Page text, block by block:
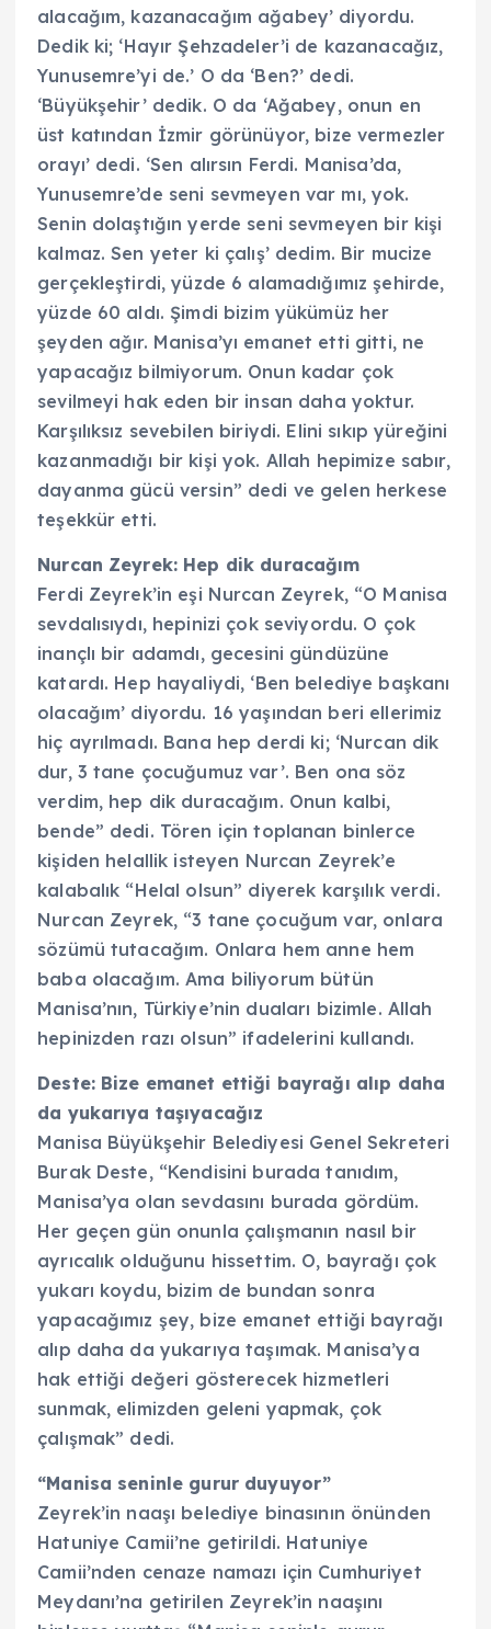
alacağım, kazanacağım ağabey’ diyordu.
Dedik ki; ‘Hayır Şehzadeler’i de kazanacağız,
Yunusemre’yi de.’ O da ‘Ben?’ dedi.
‘Büyükşehir’ dedik. O da ‘Ağabey, onun en
üst katından İzmir görünüyor, bize vermezler
orayı’ dedi. ‘Sen alırsın Ferdi. Manisa’da,
Yunusemre’de seni sevmeyen var mı, yok.
Senin dolaştığın yerde seni sevmeyen bir kişi
kalmaz. Sen yeter ki çalış’ dedim. Bir mucize
gerçekleştirdi, yüzde 6 alamadığımız şehirde,
yüzde 60 aldı. Şimdi bizim yükümüz her
şeyden ağır. Manisa’yı emanet etti gitti, ne
yapacağız bilmiyorum. Onun kadar çok
sevilmeyi hak eden bir insan daha yoktur.
Karşılıksız sevebilen biriydi. Elini sıkıp yüreğini
kazanmadığı bir kişi yok. Allah hepimize sabır,
dayanma gücü versin” dedi ve gelen herkese
teşekkür etti.
Nurcan Zeyrek: Hep dik duracağım
Ferdi Zeyrek’in eşi Nurcan Zeyrek, “O Manisa
sevdalısıydı, hepinizi çok seviyordu. O çok
inançlı bir adamdı, gecesini gündüzüne
katardı. Hep hayaliydi, ‘Ben belediye başkanı
olacağım’ diyordu. 16 yaşından beri ellerimiz
hiç ayrılmadı. Bana hep derdi ki; ‘Nurcan dik
dur, 3 tane çocuğumuz var’. Ben ona söz
verdim, hep dik duracağım. Onun kalbi,
bende” dedi. Tören için toplanan binlerce
kişiden helallik isteyen Nurcan Zeyrek’e
kalabalık “Helal olsun” diyerek karşılık verdi.
Nurcan Zeyrek, “3 tane çocuğum var, onlara
sözümü tutacağım. Onlara hem anne hem
baba olacağım. Ama biliyorum bütün
Manisa’nın, Türkiye’nin duaları bizimle. Allah
hepinizden razı olsun” ifadelerini kullandı.
Deste: Bize emanet ettiği bayrağı alıp daha
da yukarıya taşıyacağız
Manisa Büyükşehir Belediyesi Genel Sekreteri
Burak Deste, “Kendisini burada tanıdım,
Manisa’ya olan sevdasını burada gördüm.
Her geçen gün onunla çalışmanın nasıl bir
ayrıcalık olduğunu hissettim. O, bayrağı çok
yukarı koydu, bizim de bundan sonra
yapacağımız şey, bize emanet ettiği bayrağı
alıp daha da yukarıya taşımak. Manisa’ya
hak ettiği değeri gösterecek hizmetleri
sunmak, elimizden geleni yapmak, çok
çalışmak” dedi.
“Manisa seninle gurur duyuyor”
Zeyrek’in naaşı belediye binasının önünden
Hatuniye Camii’ne getirildi. Hatuniye
Camii’nden cenaze namazı için Cumhuriyet
Meydanı’na getirilen Zeyrek’in naaşını